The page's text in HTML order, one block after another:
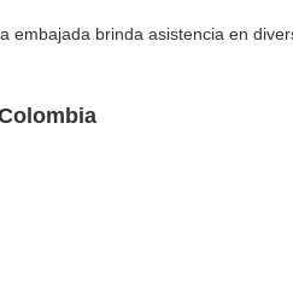
embajada brinda asistencia en